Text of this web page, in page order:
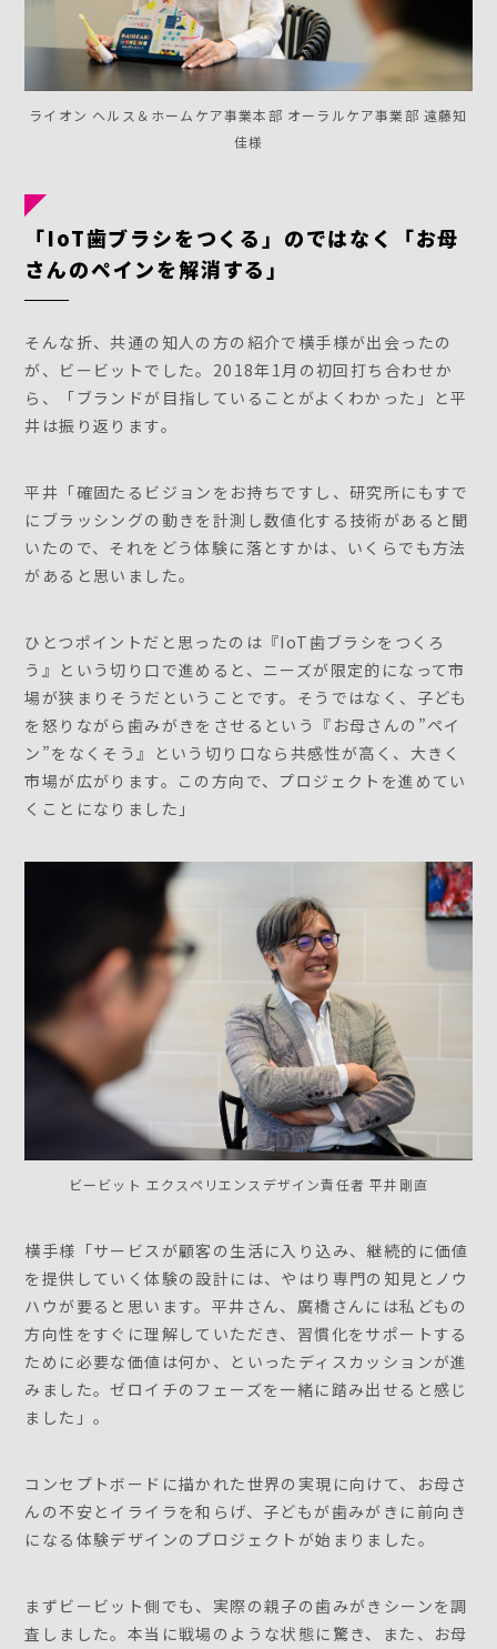
ライオン ヘルス＆ホームケア事業本部 オーラルケア事業部 遠藤知
佳様
「IoT歯ブラシをつくる」のではなく「お母
さんのペインを解消する」
そんな折、共通の知人の方の紹介で横手様が出会ったの
が、ビービットでした。2018年1月の初回打ち合わせか
ら、「ブランドが目指していることがよくわかった」と平
井は振り返ります。
平井「確固たるビジョンをお持ちですし、研究所にもすで
にブラッシングの動きを計測し数値化する技術があると聞
いたので、それをどう体験に落とすかは、いくらでも方法
があると思いました。
ひとつポイントだと思ったのは『IoT歯ブラシをつくろ
う』という切り口で進めると、ニーズが限定的になって市
場が狭まりそうだということです。そうではなく、子ども
を怒りながら歯みがきをさせるという『お母さんの”ペイ
ン”をなくそう』という切り口なら共感性が高く、大きく
市場が広がります。この方向で、プロジェクトを進めてい
くことになりました」
ビービット エクスペリエンスデザイン責任者 平井剛直
横手様「サービスが顧客の生活に入り込み、継続的に価値
を提供していく体験の設計には、やはり専門の知見とノウ
ハウが要ると思います。平井さん、廣橋さんには私どもの
方向性をすぐに理解していただき、習慣化をサポートする
ために必要な価値は何か、といったディスカッションが進
みました。ゼロイチのフェーズを一緒に踏み出せると感じ
ました」。
コンセプトボードに描かれた世界の実現に向けて、お母さ
んの不安とイライラを和らげ、子どもが歯みがきに前向き
になる体験デザインのプロジェクトが始まりました。
まずビービット側でも、実際の親子の歯みがきシーンを調
査しました。本当に戦場のような状態に驚き、また、お母